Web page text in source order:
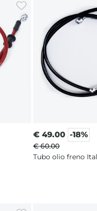
€ 49.00 -18%
€ 60.00
Tubo olio freno